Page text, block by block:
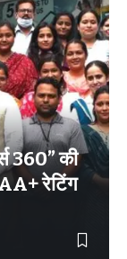
360” की
रेटिंग